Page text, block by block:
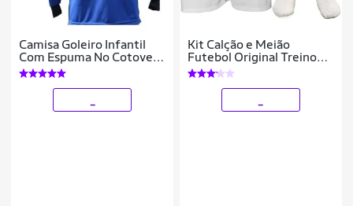
Camisa Goleiro Infantil
Com Espuma No Cotovelo
Acolchoada
Kit Calção e Meião
Futebol Original Treino
Adulto